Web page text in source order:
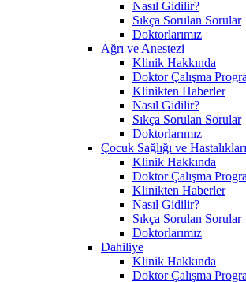
Nasıl Gidilir?
Sıkça Sorulan Sorular
Doktorlarımız
Ağrı ve Anestezi
Klinik Hakkında
Doktor Çalışma
Klinikten Haberler
Nasıl Gidilir?
Sıkça Sorulan Sorular
Doktorlarımız
Çocuk Sağlığı ve Hastalıkları
Klinik Hakkında
Doktor Çalışma
Klinikten Haberler
Nasıl Gidilir?
Sıkça Sorulan Sorular
Doktorlarımız
Dahiliye
Klinik Hakkında
Doktor Çalışma